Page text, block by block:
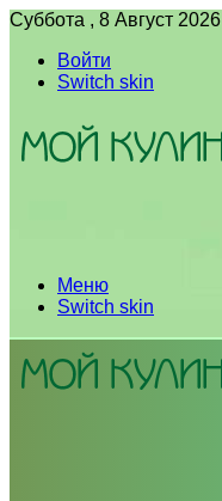
Суббота , 8 Август 2026
Войти
Switch skin
Меню
Switch skin